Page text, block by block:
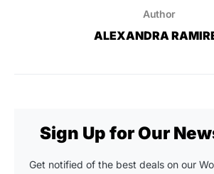
Author
ALEXANDRA
Sign Up for Our
Get notified of the best deals on our